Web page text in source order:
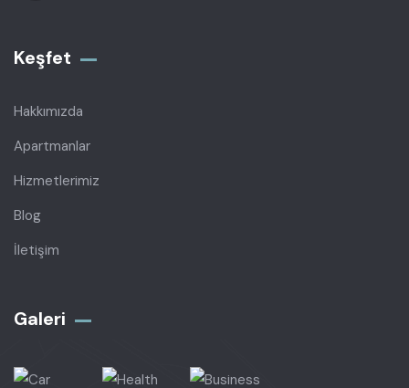
Keşfet
Hakkımızda
Apartmanlar
Hizmetlerimiz
Blog
İletişim
Galeri